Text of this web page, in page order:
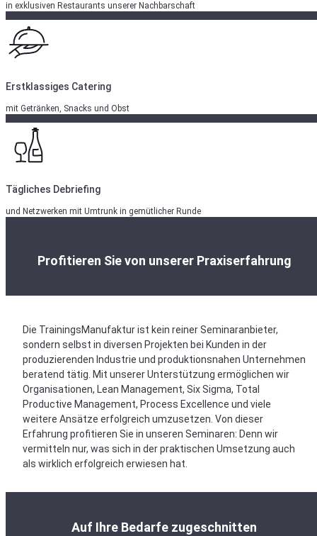
in exklusiven Restaurants unserer Nachbarschaft
Erstklassiges Catering
mit Getränken, Snacks und Obst
Tägliches Debriefing
und Netzwerken mit Umtrunk in gemütlicher Runde
Profitieren Sie von unserer Praxiserfahrung
Die TrainingsManufaktur ist kein reiner Seminaranbieter,
sondern selbst in diversen Projekten bei Kunden in der
produzierenden Industrie und produktionsnahen Unternehmen
beratend tätig. Mit unserer Unterstützung ermöglichen wir
Organisationen, Lean Management, Six Sigma, Total
Productive Management, Process Excellence und viele
weitere Ansätze erfolgreich umzusetzen. Von dieser
Erfahrung profitieren Sie in unseren Seminaren: Denn wir
vermitteln nur, was sich in der praktischen Umsetzung auch
als wirklich erfolgreich erwiesen hat.
Auf Ihre Bedarfe zugeschnitten